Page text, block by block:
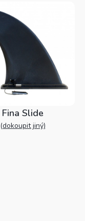
Fina Slide
(dokoupit jiný)